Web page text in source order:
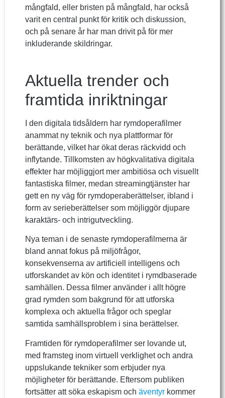
mångfald, eller bristen på mångfald, har också
varit en central punkt för kritik och diskussion,
och på senare år har man drivit på för mer
inkluderande skildringar.
Aktuella trender och
framtida inriktningar
I den digitala tidsåldern har rymdoperafilmer
anammat ny teknik och nya plattformar för
berättande, vilket har ökat deras räckvidd och
inflytande. Tillkomsten av högkvalitativa digitala
effekter har möjliggjort mer ambitiösa och visuellt
fantastiska filmer, medan streamingtjänster har
gett en ny väg för rymdoperaberättelser, ibland i
form av serieberättelser som möjliggör djupare
karaktärs- och intrigutveckling.
Nya teman i de senaste rymdoperafilmerna är
bland annat fokus på miljöfrågor,
konsekvenserna av artificiell intelligens och
utforskandet av kön och identitet i rymdbaserade
samhällen. Dessa filmer använder i allt högre
grad rymden som bakgrund för att utforska
komplexa och aktuella frågor och speglar
samtida samhällsproblem i sina berättelser.
Framtiden för rymdoperafilmer ser lovande ut,
med framsteg inom virtuell verklighet och andra
uppslukande tekniker som erbjuder nya
möjligheter för berättande. Eftersom publiken
fortsätter att söka eskapism och äventyr kommer